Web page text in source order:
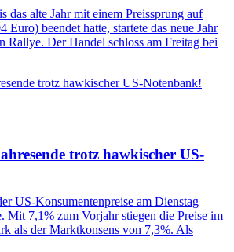
das alte Jahr mit einem Preissprung auf
Euro) beendet hatte, startete das neue Jahr
Rallye. Der Handel schloss am Freitag bei
trotz hawkischer US-
US-Konsumentenpreise am Dienstag
Mit 7,1% zum Vorjahr stiegen die Preise im
als der Marktkonsens von 7,3%. Als